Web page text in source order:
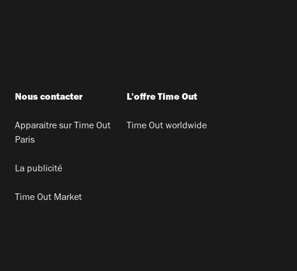
Nous contacter
Apparaitre sur Time Out
Paris
La publicité
Time Out Market
L'offre Time Out
Time Out worldwide